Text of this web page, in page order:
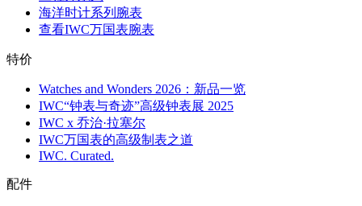
海洋时计系列腕表
查看IWC万国表腕表
特价
Watches and Wonders 2026：新品一览
IWC“钟表与奇迹”高级钟表展 2025
IWC x 乔治·拉塞尔
IWC万国表的高级制表之道
IWC. Curated.
配件